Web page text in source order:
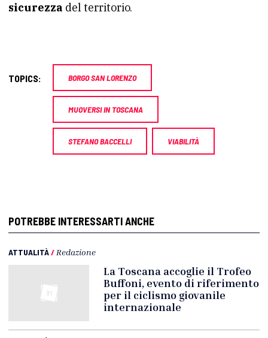
sicurezza del territorio.
TOPICS: BORGO SAN LORENZO
MUOVERSI IN TOSCANA
STEFANO BACCELLI VIABILITÀ
POTREBBE INTERESSARTI ANCHE
ATTUALITÀ/ Redazione
La Toscana accoglie il Trofeo
Buffoni, evento di riferimento
per il ciclismo giovanile
internazionale